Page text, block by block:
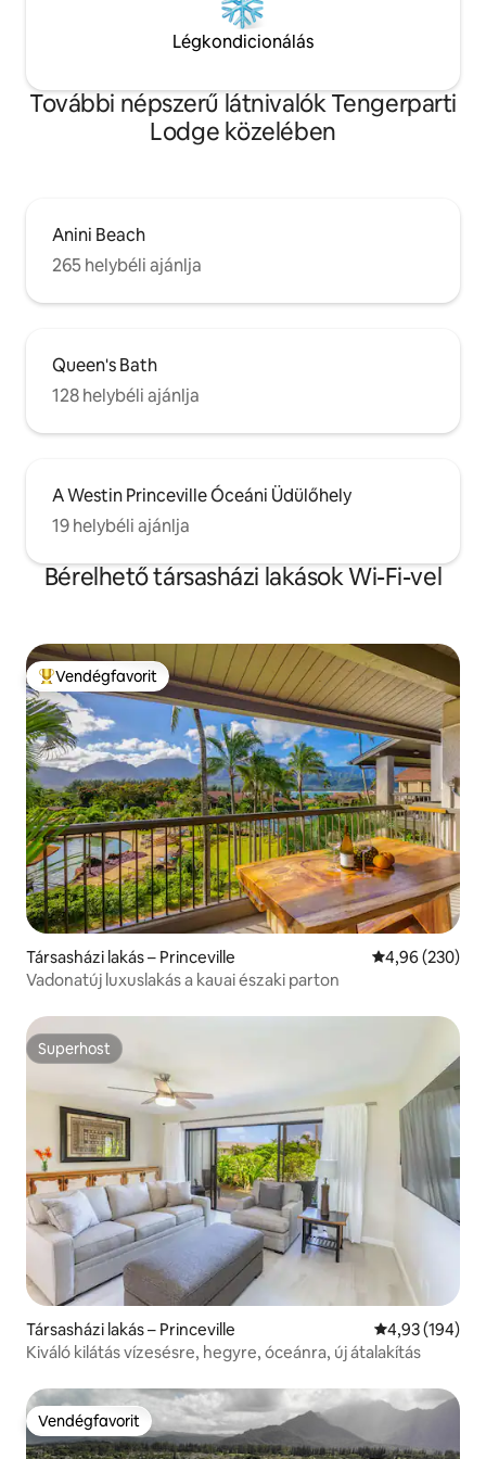
Légkondicionálás
További népszerű látnivalók Tengerparti
Lodge közelében
Anini Beach
265 helybéli ajánlja
Queen's Bath
128 helybéli ajánlja
A Westin Princeville Óceáni Üdülőhely
19 helybéli ajánlja
Bérelhető társasházi lakások Wi-Fi-vel
Kiemelt vendégfavorit
Vendégfavorit
Társasházi lakás – Princeville Átlagos
4,96 (230)
Vadonatúj luxuslakás a kauai északi parton
Superhost
Superhost
Társasházi lakás – Princeville Átlagos
4,93 (194)
Kiváló kilátás vízesésre, hegyre, óceánra, új átalakítás
Vendégfavorit
Vendégfavorit